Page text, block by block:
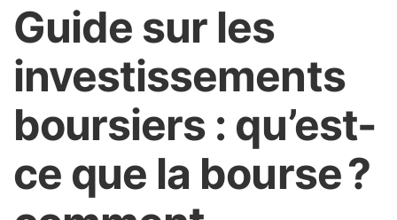
Guide sur les
investissements
boursiers : qu’est-
ce que la bourse ?